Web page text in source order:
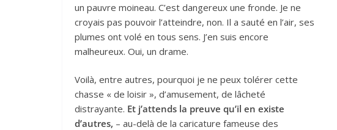
un pauvre moineau. C’est dangereux une fronde. Je ne
croyais pas pouvoir l’atteindre, non. Il a sauté en l’air, ses
plumes ont volé en tous sens. J’en suis encore
malheureux. Oui, un drame.
Voilà, entre autres, pourquoi je ne peux tolérer cette
chasse « de loisir », d’amusement, de lâcheté
distrayante. Et j’attends la preuve qu’il en existe
d’autres, – au-delà de la caricature fameuse des